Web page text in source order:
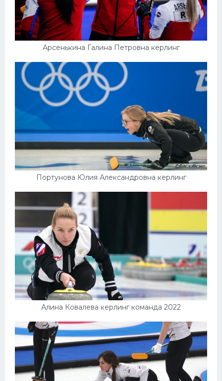
Арсенькина Галина Петровна керлинг
Портунова Юлия Александровна керлинг
Алина Ковалева керлинг команда 2022